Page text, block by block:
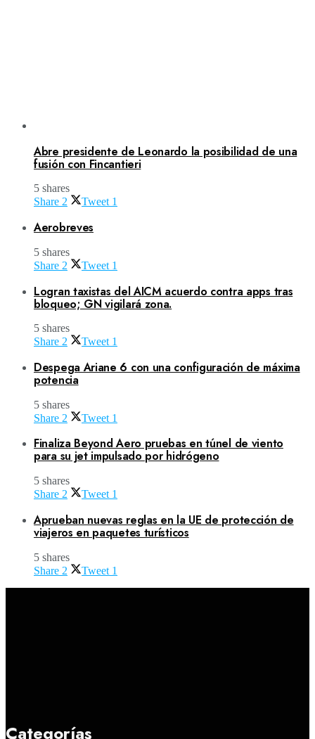
Abre presidente de Leonardo la posibilidad de una
fusión con Fincantieri
5 shares
Share 2 Tweet 1
Aerobreves
5 shares
Share 2 Tweet 1
Logran taxistas del AICM acuerdo contra apps tras
bloqueo; GN vigilará zona.
5 shares
Share 2 Tweet 1
Despega Ariane 6 con una configuración de máxima
potencia
5 shares
Share 2 Tweet 1
Finaliza Beyond Aero pruebas en túnel de viento
para su jet impulsado por hidrógeno
5 shares
Share 2 Tweet 1
Aprueban nuevas reglas en la UE de protección de
viajeros en paquetes turísticos
5 shares
Share 2 Tweet 1
Categorías